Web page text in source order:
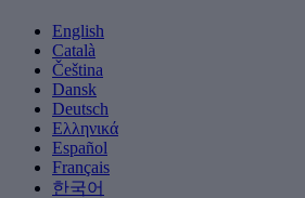
English
Català
Čeština
Dansk
Deutsch
Ελληνικά
Español
Français
한국어